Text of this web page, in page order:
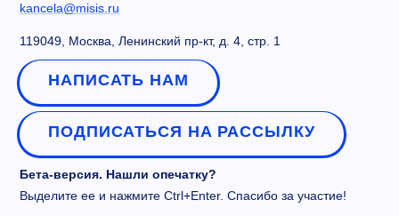
kancela@misis.ru
119049, Москва, Ленинский пр-кт, д. 4, стр. 1
НАПИСАТЬ НАМ
ПОДПИСАТЬСЯ НА РАССЫЛКУ
Бета-версия. Нашли опечатку?
Выделите ее и нажмите Ctrl+Enter. Спасибо за участие!